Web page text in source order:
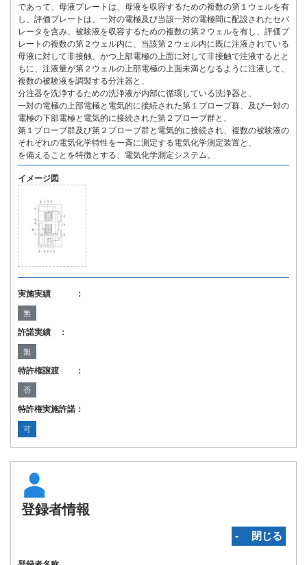
であって、母液プレートは、母液を収容するための複数の第１ウェルを有
し、評価プレートは、一対の電極及び当該一対の電極間に配設されたセパ
レータを含み、被験液を収容するための複数の第２ウェルを有し、評価プ
レートの複数の第２ウェル内に、当該第２ウェル内に既に注液されている
母液に対して非接触、かつ上部電極の上面に対して非接触で注液するとと
もに、注液量が第２ウェルの上部電極の上面未満となるように注液して、
複数の被験液を調製する分注器と、
分注器を洗浄するための洗浄液が内部に循環している洗浄器と、
一対の電極の上部電極と電気的に接続された第１プローブ群、及び一対の
電極の下部電極と電気的に接続された第２プローブ群と、
第１プローブ群及び第２プローブ群と電気的に接続され、複数の被験液の
それぞれの電気化学特性を一斉に測定する電気化学測定装置と、
を備えることを特徴とする、電気化学測定システム。
イメージ図
実施実績 ：
無
許諾実績 ：
無
特許権譲渡 ：
否
特許権実施許諾：
可
登録者情報
‐ 閉じる